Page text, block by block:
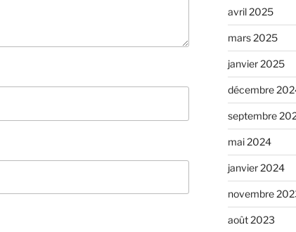
avril 2025
mars 2025
janvier 2025
décembre
septembre
mai 2024
janvier 2024
novembre
août 2023